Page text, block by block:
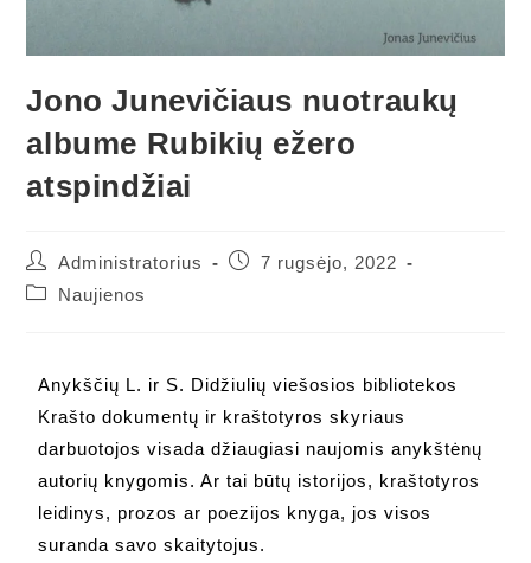
Jono Junevičiaus nuotraukų
albume Rubikių ežero
atspindžiai
Administratorius
7 rugsėjo, 2022
Naujienos
Anykščių L. ir S. Didžiulių viešosios bibliotekos
Krašto dokumentų ir kraštotyros skyriaus
darbuotojos visada džiaugiasi naujomis anykštėnų
autorių knygomis. Ar tai būtų istorijos, kraštotyros
leidinys, prozos ar poezijos knyga, jos visos
suranda savo skaitytojus.